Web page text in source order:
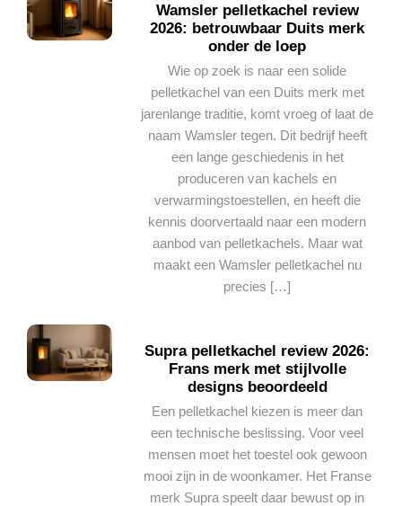
Wamsler pelletkachel review
2026: betrouwbaar Duits merk
onder de loep
Wie op zoek is naar een solide
pelletkachel van een Duits merk met
jarenlange traditie, komt vroeg of laat de
naam Wamsler tegen. Dit bedrijf heeft
een lange geschiedenis in het
produceren van kachels en
verwarmingstoestellen, en heeft die
kennis doorvertaald naar een modern
aanbod van pelletkachels. Maar wat
maakt een Wamsler pelletkachel nu
precies […]
Supra pelletkachel review 2026:
Frans merk met stijlvolle
designs beoordeeld
Een pelletkachel kiezen is meer dan
een technische beslissing. Voor veel
mensen moet het toestel ook gewoon
mooi zijn in de woonkamer. Het Franse
merk Supra speelt daar bewust op in